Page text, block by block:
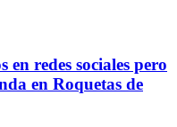
redes sociales pero
en Roquetas de